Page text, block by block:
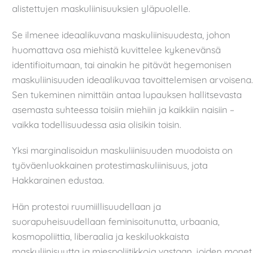
alistettujen maskuliinisuuksien yläpuolelle.
Se ilmenee ideaalikuvana maskuliinisuudesta, johon
huomattava osa miehistä kuvittelee kykenevänsä
identifioitumaan, tai ainakin he pitävät hegemonisen
maskuliinisuuden ideaalikuvaa tavoittelemisen arvoisena.
Sen tukeminen nimittäin antaa lupauksen hallitsevasta
asemasta suhteessa toisiin miehiin ja kaikkiin naisiin –
vaikka todellisuudessa asia olisikin toisin.
Yksi marginalisoidun maskuliinisuuden muodoista on
työväenluokkainen protestimaskuliinisuus, jota
Hakkarainen edustaa.
Hän protestoi ruumiillisuudellaan ja
suorapuheisuudellaan feminisoitunutta, urbaania,
kosmopoliittia, liberaalia ja keskiluokkaista